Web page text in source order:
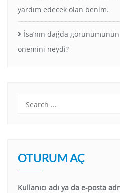
yardım edecek olan benim.
İsa’nın dağda
önemini neydi?
OTURUM AÇ
Kullanıcı adı ya da e-posta